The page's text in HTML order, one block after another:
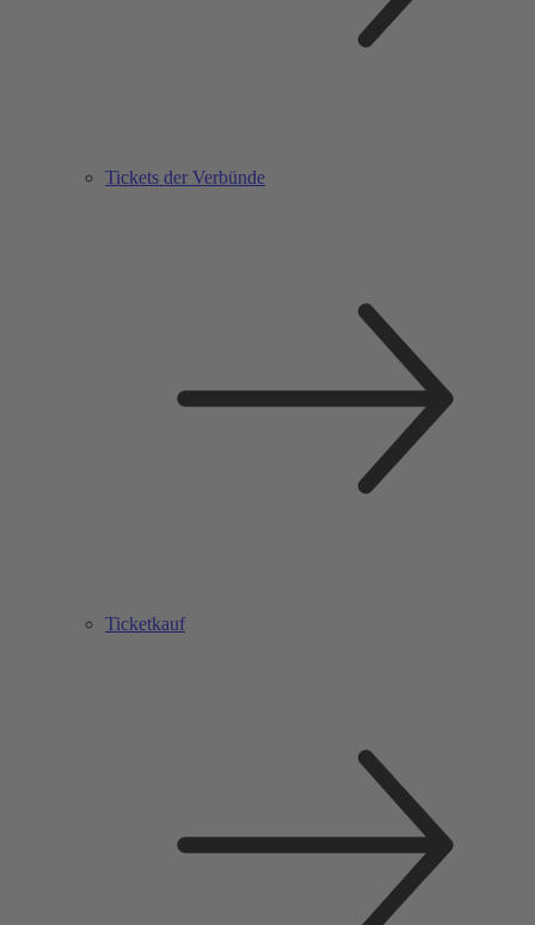
Tickets der Verbünde
Ticketkauf